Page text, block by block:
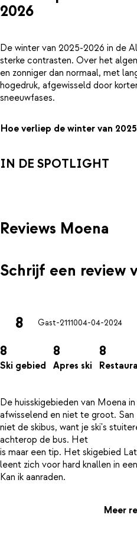
2026
De winter van 2025-2026 in de
sterke contrasten. Over het
en zonniger dan normaal, met
hogedruk, afgewisseld door
sneeuwfases.
Hoe verliep de winter van
IN DE SPOTLIGHT
Reviews Moena
Schrijf een review
8 Gast-2111004-04-2024
8
Ski gebied
8
Apres ski
8
De huisskigebieden van Moena
afwisselend en niet te groot.
niet de skibus, want je ski's
achterop de bus. Het
is maar een tip. Het skigebied
leent zich voor hard knallen in
Meer